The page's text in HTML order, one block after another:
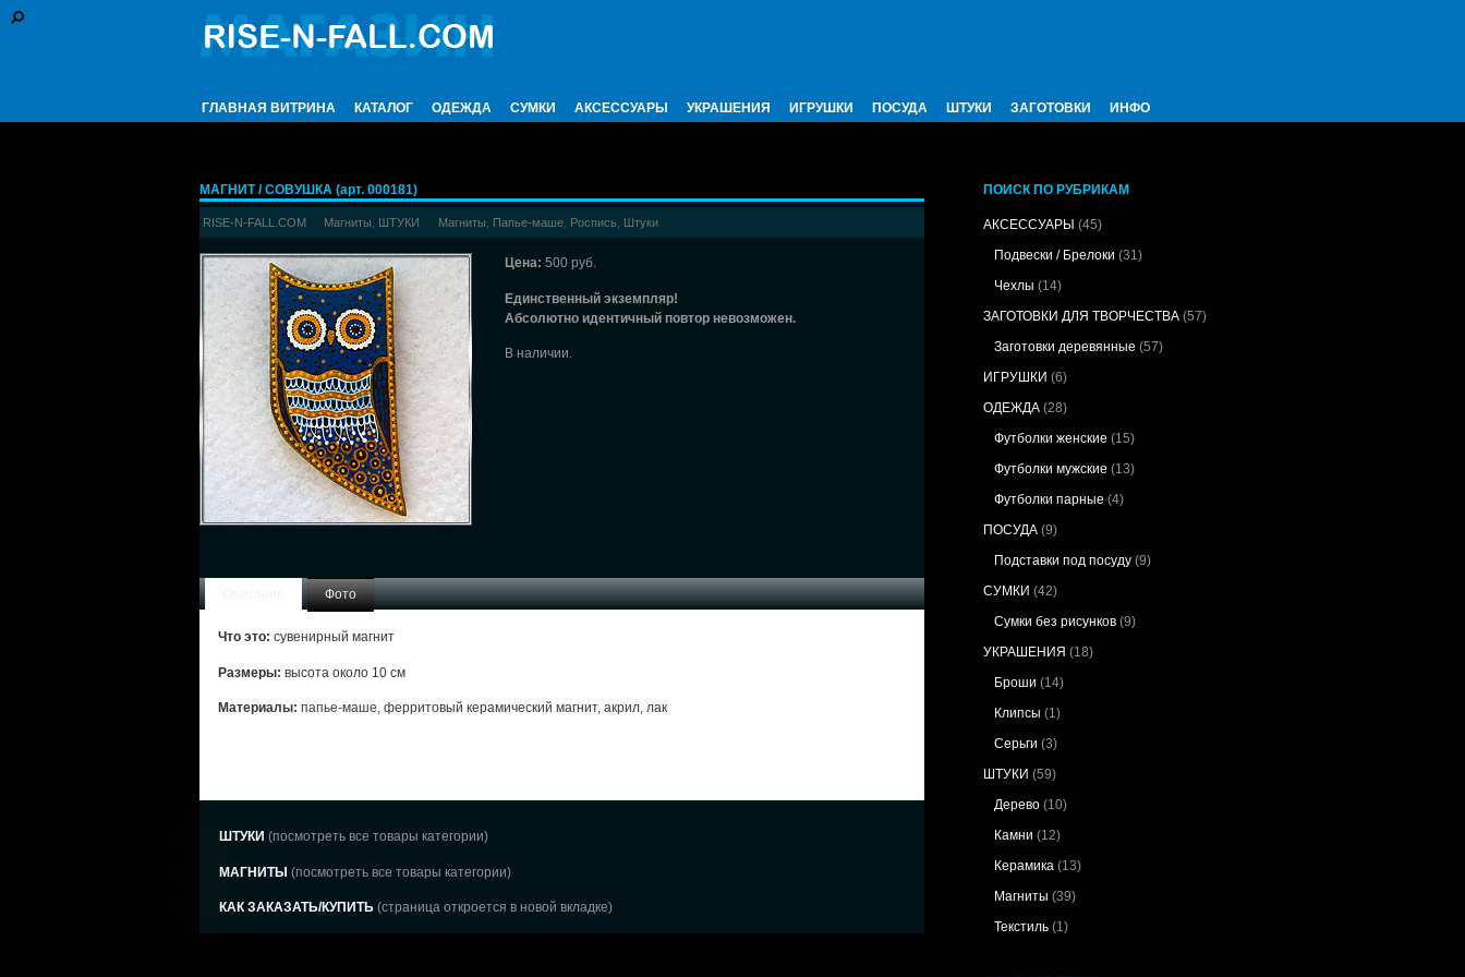
ГЛАВНАЯ ВИТРИНА КАТАЛОГ ОДЕЖДА СУМКИ АКСЕССУАРЫ УКРАШЕНИЯ ИГРУШКИ ПОСУДА ШТУКИ ЗАГОТОВКИ ИНФО
МАГНИТ / СОВУШКА (арт. 000181)
RISE-N-FALL.COM Магниты ШТУКИ Магниты Папье-маше, Роспись, Штуки
Цена: 500 руб.
Единственный экземпляр!
Абсолютно идентичный повтор невозможен.
В наличии.
Фото
Что это: сувенирный магнит
Размеры: высота около 10 см
Материалы: папье-маше, ферритовый керамический магнит, акрил, лак
ШТУКИ (посмотреть все товары категории)
МАГНИТЫ (посмотреть все товары категории)
КАК ЗАКАЗАТЬ/КУПИТЬ (страница откроется в новой вкладке)
ПОИСК ПО РУБРИКАМ
АКСЕССУАРЫ (45)
Подвески / Брелоки (31)
Чехлы (14)
ЗАГОТОВКИ ДЛЯ ТВОРЧЕСТВА(57)
Заготовки деревянные (57)
ИГРУШКИ (6)
ОДЕЖДА(28)
Футболки женские (15)
Футболки мужские (13)
Футболки парные (4)
ПОСУДА(9)
Подставки под посуду(9)
СУМКИ (42)
Сумки без рисунков(9)
УКРАШЕНИЯ (18)
Броши (14)
Клипсы (1)
Серьги (3)
ШТУКИ (59)
Дерево(10)
Камни (12)
Керамика(13)
Магниты (39)
Текстиль(1)